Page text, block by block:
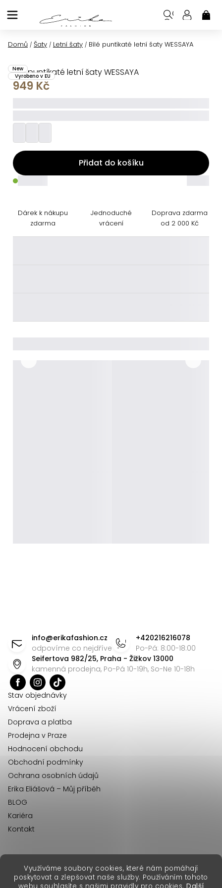
Využíváme soubory cookies, které nám pomáhají
poskytovat a zlepšovat naše služby. Používáním tohoto
na
Domů / Šaty / Letní šaty / Bílé puntíkaté letní šaty WESSAYA
Bílé puntíkaté letní šaty WESSAYA
New
Vyrobeno v EU
949 Kč
Přidat do košíku
Dárek k nákupu
zdarma
Jednoduché
vrácení
Doprava zdarma
od 2 000 Kč
info@erikafashion.cz
odpovíme co nejdříve
+420216216078
Po-Pá: 8:00-18:00
Seifertova 982/25, Praha - Žižkov 13000
kamenná prodejna, Po-Pá 10-19h, So-Ne 10-18h
Stav objednávky
Vrácení zboží
Doprava a platba
Prodejna v Praze
Hodnocení obchodu
Obchodní podmínky
Ochrana osobních údajů
Erika Eliášová – Můj příběh
BLOG
Kariéra
Kontakt
Copyright 2026Erika Fashion. Všechna práva vyhrazena.
erikafashion.sk